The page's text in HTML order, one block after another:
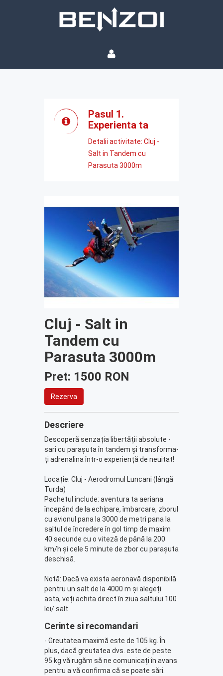
Pasul 1.
Experienta ta
Detalii activitate: Cluj -
Salt in Tandem cu
Parasuta 3000m
Cluj - Salt in
Tandem cu
Parasuta 3000m
Pret: 1500 RON
Rezerva
Descriere
Descoperă senzația libertății absolute -
sari cu parașuta în tandem și transforma-
ți adrenalina într-o experiență de neuitat!
Locație: Cluj - Aerodromul Luncani (lângă
Turda)
Pachetul include: aventura ta aeriana
începând de la echipare, îmbarcare, zborul
cu avionul pana la 3000 de metri pana la
saltul de încredere în gol timp de maxim
40 secunde cu o viteză de până la 200
km/h și cele 5 minute de zbor cu parașuta
deschisă.
Notă: Dacă va exista aeronavă disponibilă
pentru un salt de la 4000 m și alegeți
asta, veți achita direct în ziua saltului 100
lei/ salt.
Cerinte si recomandari
- Greutatea maximă este de 105 kg. În
plus, dacă greutatea dvs. este de peste
95 kg vă rugăm să ne comunicați în avans
pentru a vă confirma că se poate sări.